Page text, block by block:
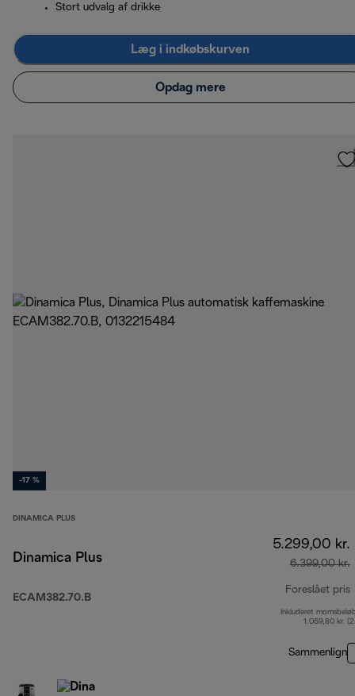
Stort udvalg af drikke
Læg i indkøbskurven
Opdag mere
-17 %
DINAMICA PLUS
Dinamica Plus
ECAM382.70.B
5.299,00 kr.
6.399,00 kr.
Foreslået pris
Inkluderet
1.059,80 kr.
Sammenlign